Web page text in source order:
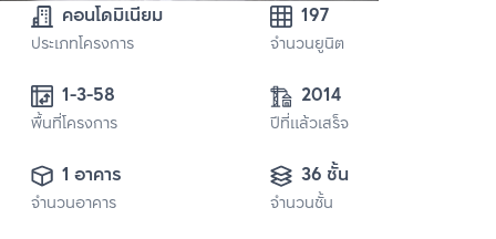
คอนโดมิเนียม
ประเภทโครงการ
197
จำนวนยูนิต
พื้นที่โครงการ
2014
ปีที่แล้วเสร็จ
1 อาคาร
จำนวนอาคาร
36 ชั้น
จำนวนชั้น